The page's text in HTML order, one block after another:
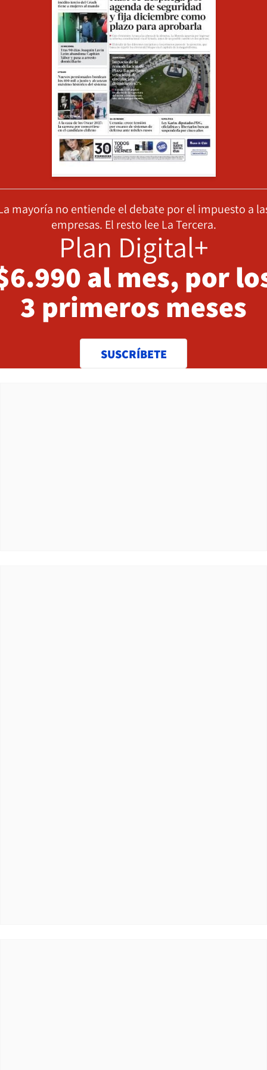
mayoría no entiende el debate por el impuesto a
empresas. El resto lee La Tercera.
Plan Digital+
al mes, por
3 primeros meses
SUSCRÍBETE